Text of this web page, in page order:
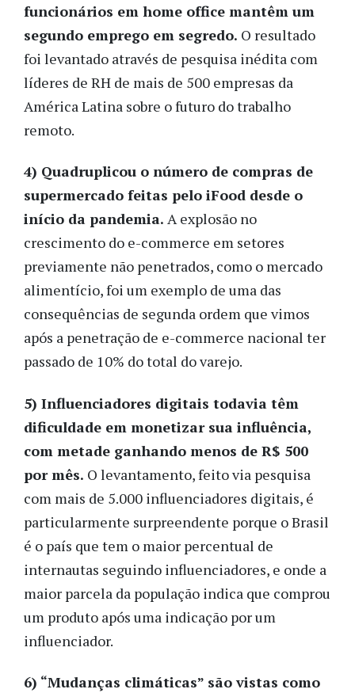
funcionários em home office mantêm um
segundo emprego em segredo. O resultado
foi levantado através de pesquisa inédita com
líderes de RH de mais de 500 empresas da
América Latina sobre o futuro do trabalho
remoto.
4) Quadruplicou o número de compras de
supermercado feitas pelo iFood desde o
início da pandemia. A explosão no
crescimento do e-commerce em setores
previamente não penetrados, como o mercado
alimentício, foi um exemplo de uma das
consequências de segunda ordem que vimos
após a penetração de e-commerce nacional ter
passado de 10% do total do varejo.
5) Influenciadores digitais todavia têm
dificuldade em monetizar sua influência,
com metade ganhando menos de R$ 500
por mês. O levantamento, feito via pesquisa
com mais de 5.000 influenciadores digitais, é
particularmente surpreendente porque o Brasil
é o país que tem o maior percentual de
internautas seguindo influenciadores, e onde a
maior parcela da população indica que comprou
um produto após uma indicação por um
influenciador.
6) “Mudanças climáticas” são vistas como